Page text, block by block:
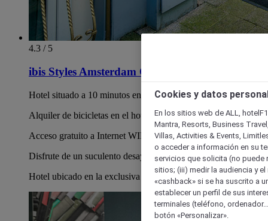
4.3 / 5
ibis Styles Amsterdam City
Hotel situado a 10 minutos en tranvía del centro
Alquiler de bicicletas en el hotel
Acceso gratuito a Internet WIFI
Disfrute de un suculento desayuno tipo bufé
Hotel ubicado en la exclusiva zona de De Pijp
Cookies y datos
En los sitios web de ALL,
Mantra, Resorts, Business
Villas, Activities & Events,
o acceder a información en su
servicios que solicita (no puede
sitios; (iii) medir la audiencia y
«cashback» si se ha suscrito a
establecer un perfil de sus
terminales (teléfono,
botón «Personalizar».